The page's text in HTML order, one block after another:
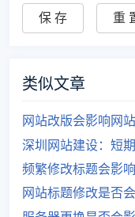
类似文章
网站改版会影响网
深圳网站建设：短
频繁修改标题会影